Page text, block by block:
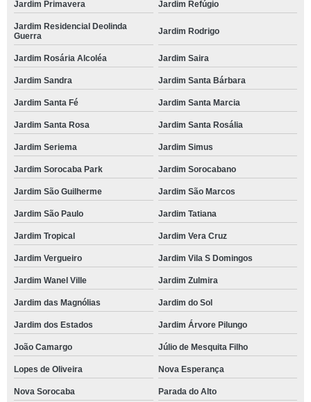
Jardim Primavera Jardim Refúgio
Jardim Residencial Deolinda
Guerra
Jardim Rodrigo
Jardim Rosária Alcoléa Jardim Saira
Jardim Sandra Jardim Santa Bárbara
Jardim Santa Fé Jardim Santa Marcia
Jardim Santa Rosa Jardim Santa Rosália
Jardim Seriema Jardim Simus
Jardim Sorocaba Park Jardim Sorocabano
Jardim São Guilherme Jardim São Marcos
Jardim São Paulo Jardim Tatiana
Jardim Tropical Jardim Vera Cruz
Jardim Vergueiro Jardim Vila S Domingos
Jardim Wanel Ville Jardim Zulmira
Jardim das Magnólias Jardim do Sol
Jardim dos Estados Jardim Árvore Pilungo
João Camargo Júlio de Mesquita Filho
Lopes de Oliveira Nova Esperança
Nova Sorocaba Parada do Alto